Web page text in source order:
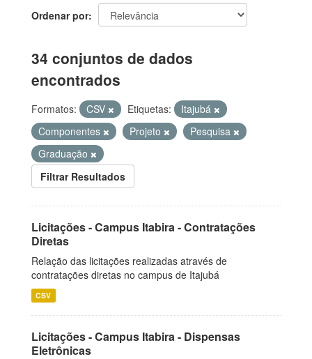
Ordenar por
34 conjuntos de dados
encontrados
Formatos: CSV Etiquetas:
Itajubá
Componentes
Projeto
Pesquisa
Graduação
Filtrar Resultados
Licitações - Campus Itabira - Contratações
Diretas
Relação das licitações realizadas através de
contratações diretas no campus de Itajubá
CSV
Licitações - Campus Itabira - Dispensas
Eletrônicas